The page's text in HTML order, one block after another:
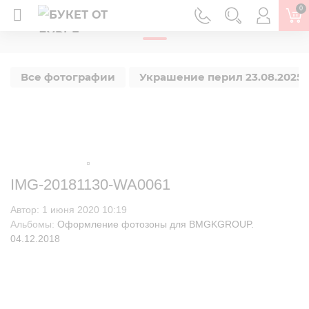
0
Все фотографии Украшение перил 23.08.2025
IMG-20181130-WA0061
Автор: 1 июня 2020 10:19
Альбомы: Оформление фотозоны для BMGKGROUP.
04.12.2018